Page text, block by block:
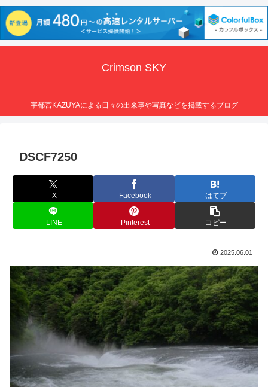
Crimson SKY
宇都宮KAZUYAによる日々の出来事や写真などを掲載するブログ
DSCF7250
X Facebook はてブ
LINE Pinterest コピー
2025.06.01